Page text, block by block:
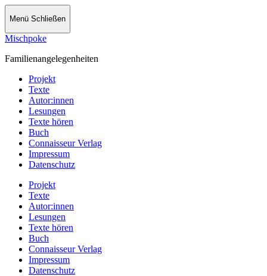
Menü Schließen
Mischpoke
Familienangelegenheiten
Projekt
Texte
Autor:innen
Lesungen
Texte hören
Buch
Connaisseur Verlag
Impressum
Datenschutz
Projekt
Texte
Autor:innen
Lesungen
Texte hören
Buch
Connaisseur Verlag
Impressum
Datenschutz